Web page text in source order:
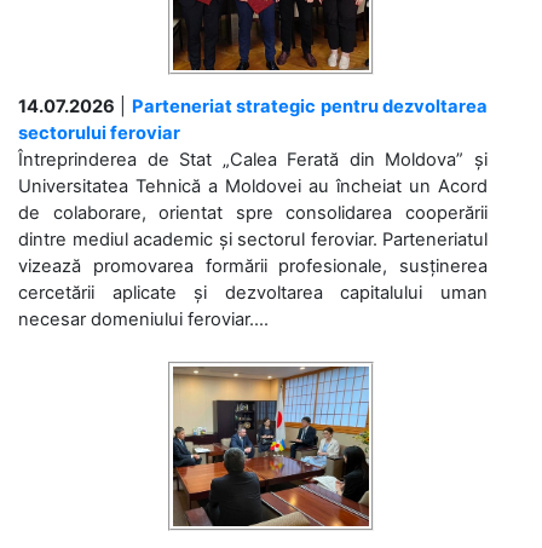
14.07.2026
Parteneriat strategic pentru dezvoltarea
sectorului feroviar
Întreprinderea de Stat „Calea Ferată din Moldova” și
Universitatea Tehnică a Moldovei au încheiat un Acord
de colaborare, orientat spre consolidarea cooperării
dintre mediul academic și sectorul feroviar. Parteneriatul
vizează promovarea formării profesionale, susținerea
cercetării aplicate și dezvoltarea capitalului uman
necesar domeniului feroviar....